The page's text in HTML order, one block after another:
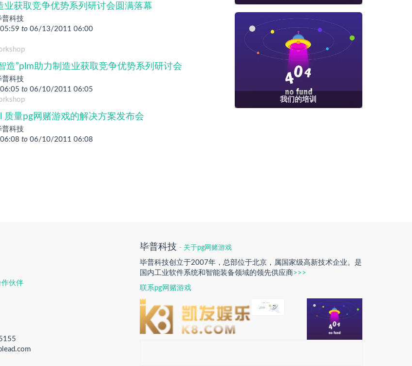
业获取竞争优势系列研讨会圆满落幕
普科技
to 06/13/2011 06:00
造”plm助力制造业获取竞争优势系列研讨会
普科技
to 06/10/2011 06:05
质量pg网赌游戏的解决方案发布会
普科技
to 06/10/2011 06:08
我们的培训
作伙伴
毕普科技 - 关于pg网赌游戏
毕普科技创立于2007年，总部位于北京，属国家级高新技术企业。是
国内工业软件系统和智能装备领域的领先供应商>>>
联系pg网赌游戏